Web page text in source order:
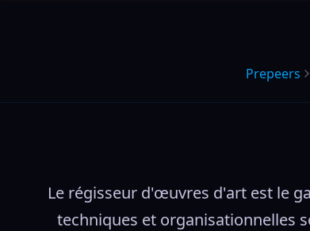
Prepeers
Le régisseur d'œuvres d'art est le
techniques et organisationnelles